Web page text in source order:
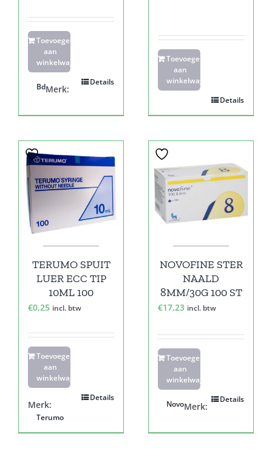
Toevoegen
aan
winkelwagen
Details
Merk:
Bd
Toevoegen
aan
winkelwagen
Details
TERUMO SPUIT
LUER ECC TIP
10ML 100
€0,25 incl. btw
Toevoegen
aan
winkelwagen
Details
Merk:
Terumo
NOVOFINE STER
NAALD
8MM/30G 100 ST
€17,23 incl. btw
Toevoegen
aan
winkelwagen
Details
Merk:
Novo